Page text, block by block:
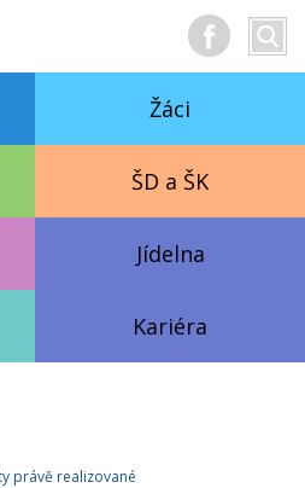
text
Žáci
ŠD a ŠK
Jídelna
Kariéra
právě realizované